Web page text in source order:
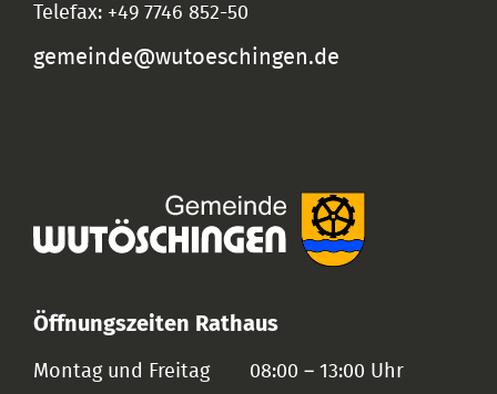
Telefax: +49 7746 852-50
gemeinde@wutoeschingen.de
Öffnungszeiten Rathaus
Montag und Freitag 08:00 – 13:00 Uhr